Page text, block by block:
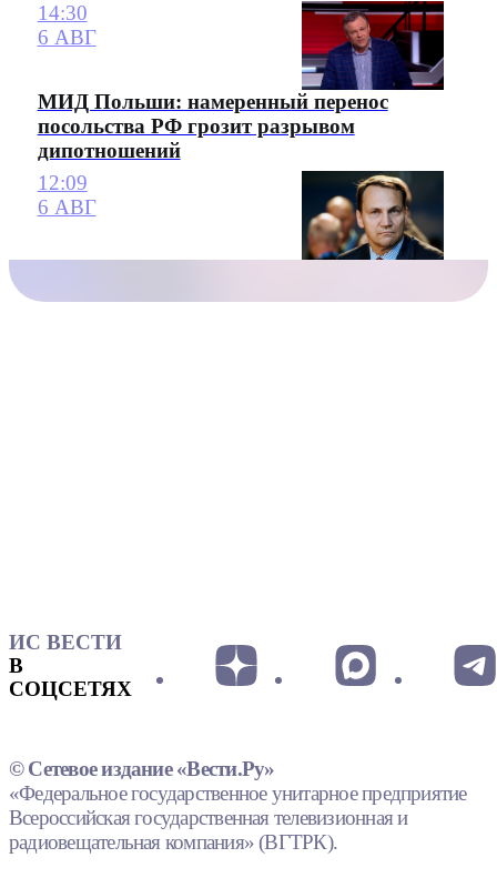
14:30
6 АВГ
МИД Польши: намеренный перенос
посольства РФ грозит разрывом
дипотношений
12:09
6 АВГ
ИС ВЕСТИ
В
СОЦСЕТЯХ
© Сетевое издание «Вести.Ру»
«Федеральное государственное унитарное предприятие
Всероссийская государственная телевизионная и
радиовещательная компания» (ВГТРК).